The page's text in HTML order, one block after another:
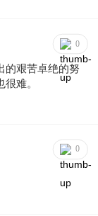
0
的艰苦卓绝的努
难。
0